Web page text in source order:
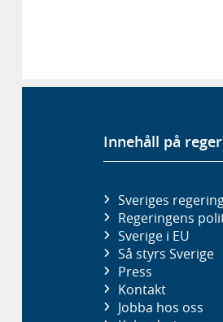
Innehåll på
Sveriges
Regeringens
Sverige i EU
Så styrs Sverige
Press
Kontakt
Jobba hos oss